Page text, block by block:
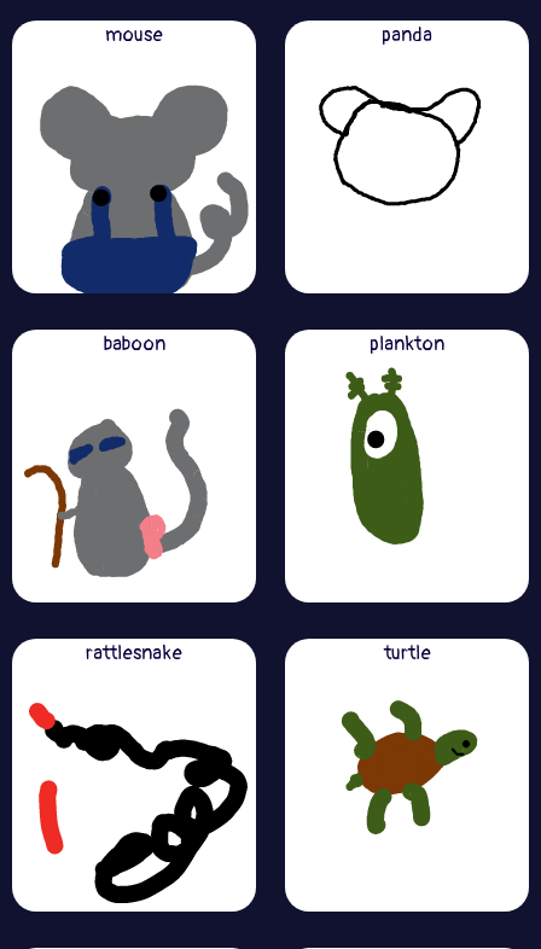
mouse
panda
baboon plankton
rattlesnake turtle